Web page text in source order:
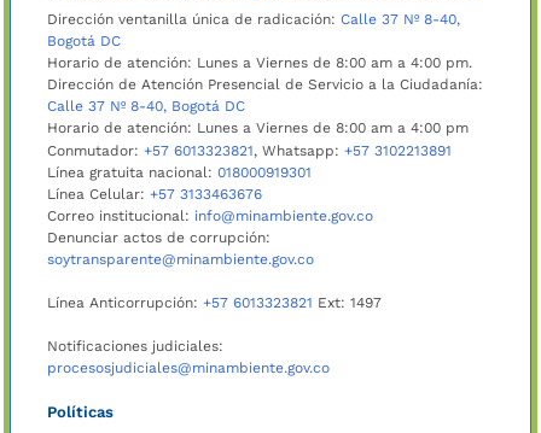
Dirección ventanilla única de radicación: Calle 37 Nº 8-40,
Bogotá DC
Horario de atención: Lunes a Viernes de 8:00 am a 4:00 pm.
Dirección de Atención Presencial de Servicio a la Ciudadanía:
Calle 37 Nº 8-40, Bogotá DC
Horario de atención: Lunes a Viernes de 8:00 am a 4:00 pm
Conmutador: +57 6013323821, Whatsapp: +57 3102213891
Línea gratuita nacional: 018000919301
Línea Celular: +57 3133463676
Correo institucional: info@minambiente.gov.co
Denunciar actos de corrupción:
soytransparente@minambiente.gov.co
Línea Anticorrupción: +57 6013323821 Ext: 1497
Notificaciones judiciales:
procesosjudiciales@minambiente.gov.co
Políticas